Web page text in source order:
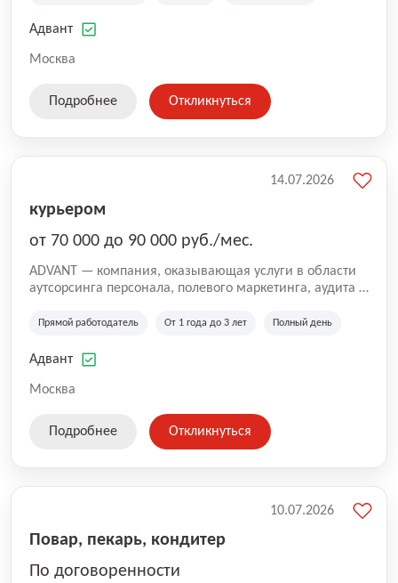
лиц и коммерческих организаций.
Адвант
Москва
Подробнее Откликнуться
курьером
от 70 000 до 90 000 руб./мес.
ADVANT — компания, оказывающая услуги в области
аутсорсинга персонала, полевого маркетинга, аудита и
региональных клиентов. Мы работаем на рынке с
Казахстана и Беларуси, сотрудничая с компаниями из
Прямой работодатель От 1 года до 3 лет Полный день
Адвант
Москва
14.07.2026
Подробнее Откликнуться
Повар, пекарь, кондитер
По договоренности
10.07.2026